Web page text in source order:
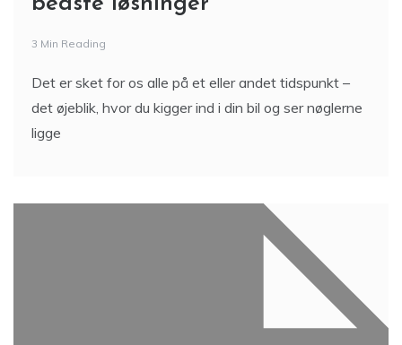
3 Min Reading
Det er sket for os alle på et eller andet tidspunkt –
det øjeblik, hvor du kigger ind i din bil og ser nøglerne
ligge